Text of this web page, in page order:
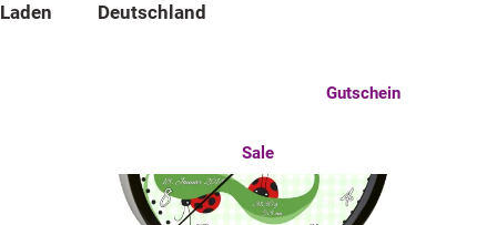
Laden
Deutschland
Gutschein
Sale